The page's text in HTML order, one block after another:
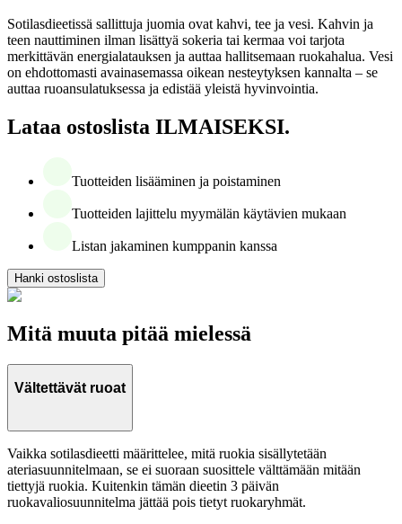
Sotilasdieetissä sallittuja juomia ovat kahvi, tee ja vesi. Kahvin ja
teen nauttiminen ilman lisättyä sokeria tai kermaa voi tarjota
merkittävän energialatauksen ja auttaa hallitsemaan ruokahalua. Vesi
on ehdottomasti avainasemassa oikean nesteytyksen kannalta – se
auttaa ruoansulatuksessa ja edistää yleistä hyvinvointia.
Lataa ostoslista ILMAISEKSI.
Tuotteiden lisääminen ja poistaminen
Tuotteiden lajittelu myymälän käytävien mukaan
Listan jakaminen kumppanin kanssa
Hanki ostoslista
Mitä muuta pitää mielessä
Vältettävät ruoat
Vaikka sotilasdieetti määrittelee, mitä ruokia sisällytetään
ateriasuunnitelmaan, se ei suoraan suosittele välttämään mitään
tiettyjä ruokia. Kuitenkin tämän dieetin 3 päivän
ruokavaliosuunnitelma jättää pois tietyt ruokaryhmät.